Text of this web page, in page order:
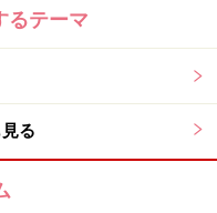
るテーマ
る